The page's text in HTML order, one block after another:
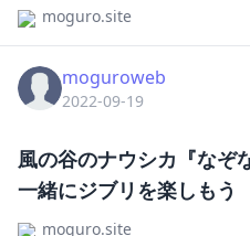
moguro.site
moguroweb
2022-09-19
風の谷のナウシカ『なぞ
一緒にジブリを楽しもう
moguro.site